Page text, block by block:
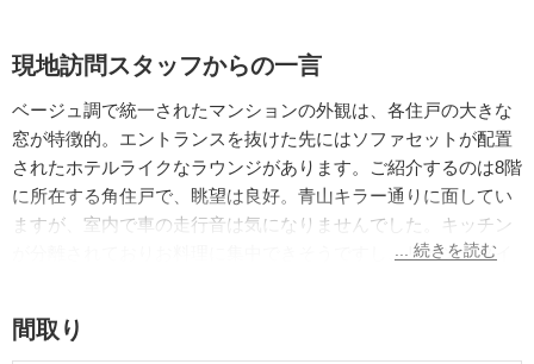
現地訪問スタッフからの一言
ベージュ調で統一されたマンションの外観は、各住戸の大きな
窓が特徴的。エントランスを抜けた先にはソファセットが配置
されたホテルライクなラウンジがあります。ご紹介するのは8階
に所在する角住戸で、眺望は良好。青山キラー通りに面してい
ますが、室内で車の走行音は気になりませんでした。キッチン
が分離されておりお料理に集中できそうですし、リビングダイ
も可能です。
間取り